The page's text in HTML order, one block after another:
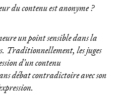
du contenu est anonyme ?
un point sensible dans la
Traditionnellement, les juges
d’un contenu
débat contradictoire avec son